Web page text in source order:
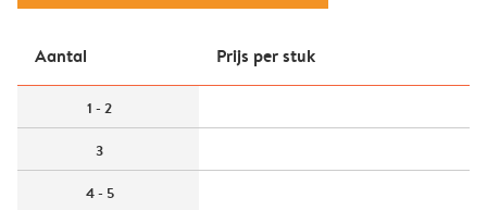
Aantal Prijs per stuk
1 - 2
3
4 - 5